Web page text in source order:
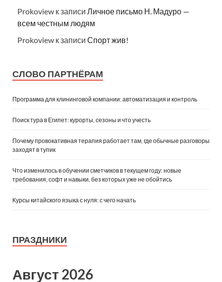
Prokoview к записи Личное письмо Н. Мадуро —
всем честным людям
Prokoview к записи Спорт жив!
СЛОВО ПАРТНЁРАМ
Программа для клининговой компании: автоматизация и контроль
Поиск тура в Египет: курорты, сезоны и что учесть
Почему провокативная терапия работает там, где обычные разговоры
заходят в тупик
Что изменилось в обучении сметчиков в текущем году: новые
требования, софт и навыки, без которых уже не обойтись
Курсы китайского языка с нуля: с чего начать
ПРАЗДНИКИ
Август 2026